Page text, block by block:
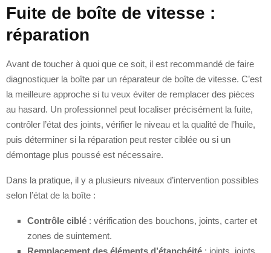
Fuite de boîte de vitesse :
réparation
Avant de toucher à quoi que ce soit, il est recommandé de faire
diagnostiquer la boîte par un réparateur de boîte de vitesse. C’est
la meilleure approche si tu veux éviter de remplacer des pièces
au hasard. Un professionnel peut localiser précisément la fuite,
contrôler l’état des joints, vérifier le niveau et la qualité de l’huile,
puis déterminer si la réparation peut rester ciblée ou si un
démontage plus poussé est nécessaire.
Dans la pratique, il y a plusieurs niveaux d’intervention possibles
selon l’état de la boîte :
Contrôle ciblé : vérification des bouchons, joints, carter et
zones de suintement.
Remplacement des éléments d’étanchéité : joints, joints